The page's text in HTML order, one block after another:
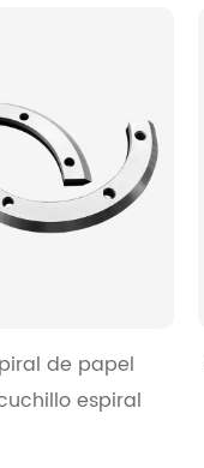
de papel
espiral